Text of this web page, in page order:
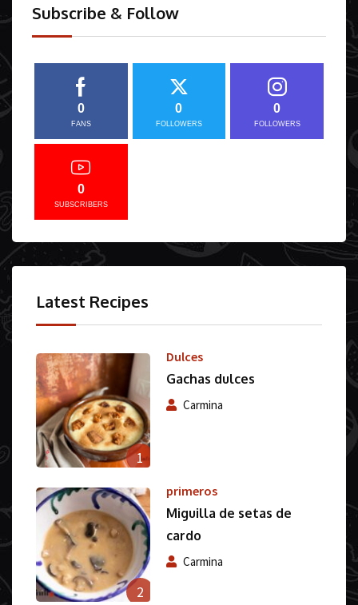
Subscribe & Follow
0
FANS
0
FOLLOWERS
0
FOLLOWERS
0
SUBSCRIBERS
Latest Recipes
1
Dulces
Gachas dulces
Carmina
2
primeros
Miguilla de setas de
cardo
Carmina